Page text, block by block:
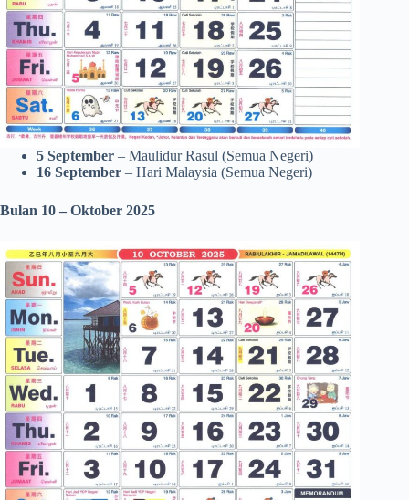
5 September – Maulidur Rasul (Semua Negeri)
16 September – Hari Malaysia (Semua Negeri)
Bulan 10 – Oktober 2025